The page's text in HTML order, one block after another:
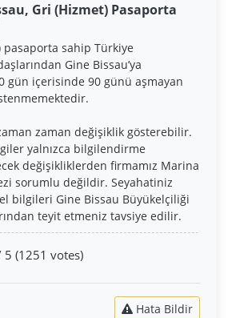
Gri (Hizmet) Pasaporta
pasaporta sahip Türkiye
Gine Bissau’ya
gün içerisinde 90 günü aşmayan
zaman değişiklik gösterebilir.
yalnızca bilgilendirme
değişikliklerden firmamız Marina
sorumlu değildir. Seyahatiniz
bilgileri Gine Bissau Büyükelçiliği
teyit etmeniz tavsiye edilir.
5 (1251 votes)
Hata Bildir